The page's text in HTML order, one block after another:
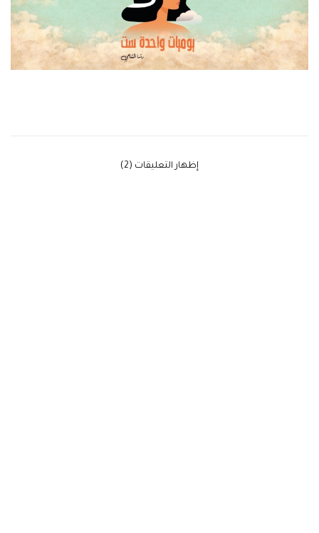
‫إظهار التعليقات (2)